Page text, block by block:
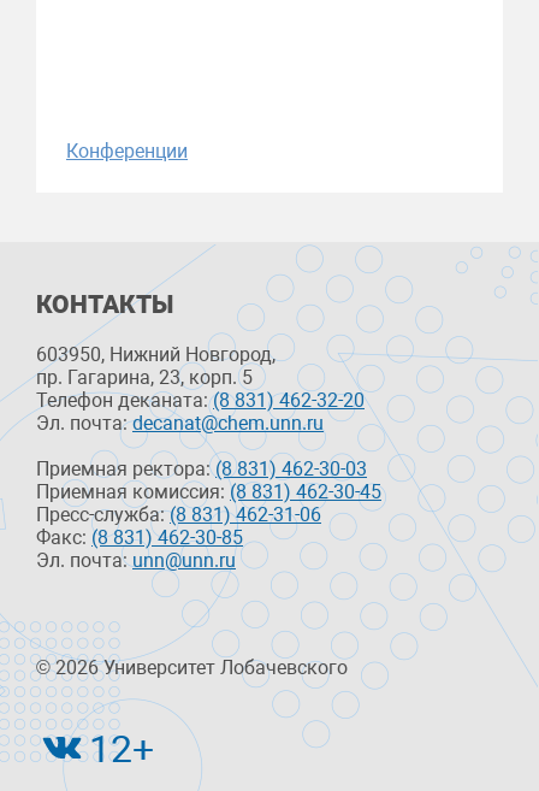
Конференции
КОНТАКТЫ
603950, Нижний Новгород,
пр. Гагарина, 23, корп. 5
Телефон деканата:(8 831) 462-32-20
Эл. почта:decanat@chem.unn.ru
Приемная ректора:(8 831) 462-30-03
Приемная комиссия: (8 831) 462-30-45
Пресс-служба:(8 831) 462-31-06
Факс: (8 831) 462-30-85
Эл. почта:unn@unn.ru
© 2026 Университет Лобачевского
12+